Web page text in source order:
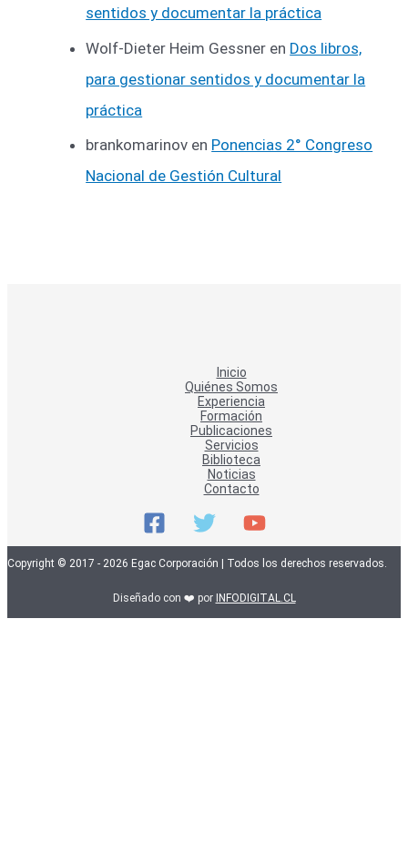
sentidos y documentar la práctica
Wolf-Dieter Heim Gessner en Dos libros,
para gestionar sentidos y documentar la
práctica
brankomarinov en Ponencias 2° Congreso
Nacional de Gestión Cultural
Inicio
Quiénes Somos
Experiencia
Formación
Publicaciones
Servicios
Biblioteca
Noticias
Contacto
Copyright © 2017 - 2026 Egac Corporación | Todos los derechos reservados.
Diseñado con ❤️ por INFODIGITAL.CL